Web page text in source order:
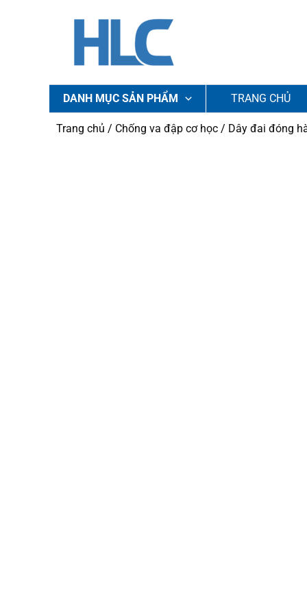
DANH MỤC SẢN PHẨM TRANG CHỦ
Trang chủ / Chống va đập cơ học / Dây đai đóng